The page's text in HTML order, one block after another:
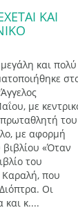
ΚΑΙ
και πολύ
με
του
με αφορμή
«Όταν
του
που
Οι
και κ....